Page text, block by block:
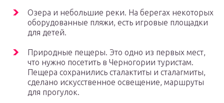
Озера и небольшие реки. На берегах некоторых
оборудованные пляжи, есть игровые площадки
для детей.
Природные пещеры. Это одно из первых мест,
что нужно посетить в Черногории туристам.
Пещера сохранились сталактиты и сталагмиты,
сделано искусственное освещение, маршруты
для прогулок.